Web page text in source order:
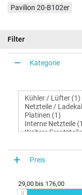
Pavilion 20-B102er
Filter
Kategorie
Preis
29,00 bis 176,00